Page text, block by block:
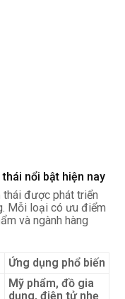
nổi bật hiện nay
thái được phát triển
Mỗi loại có ưu điểm
và ngành hàng
Ứng dụng phổ biến
Mỹ phẩm, đồ gia
dụng, điện tử nhẹ